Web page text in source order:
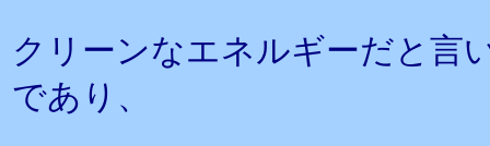
クリーンなエネルギーだと言
であり、